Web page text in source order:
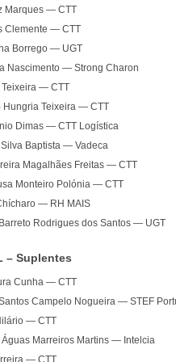
Marques — CTT
Clemente — CTT
Borrego — UGT
Nascimento — Strong Charon
Teixeira — CTT
Hungria Teixeira — CTT
Dimas — CTT Logística
Baptista — Vadeca
Magalhães Freitas — CTT
Monteiro Polónia — CTT
— RH MAIS
Rodrigues dos Santos — UGT
– Suplentes
Cunha — CTT
Campelo Nogueira — STEF
— CTT
Marreiros Martins — Intelcia
— CTT